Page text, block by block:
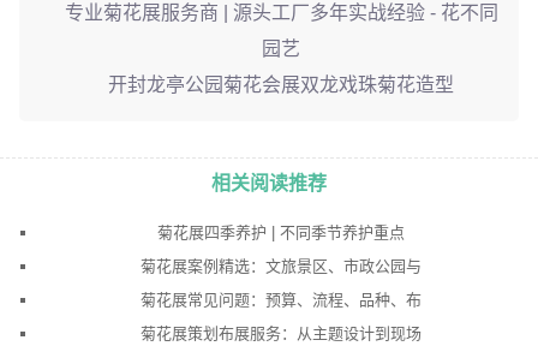
专业菊花展服务商 | 源头工厂多年实战经验 - 花不同
园艺
开封龙亭公园菊花会展双龙戏珠菊花造型
相关阅读推荐
菊花展四季养护 | 不同季节养护重点
菊花展案例精选：文旅景区、市政公园与
菊花展常见问题：预算、流程、品种、布
菊花展策划布展服务：从主题设计到现场